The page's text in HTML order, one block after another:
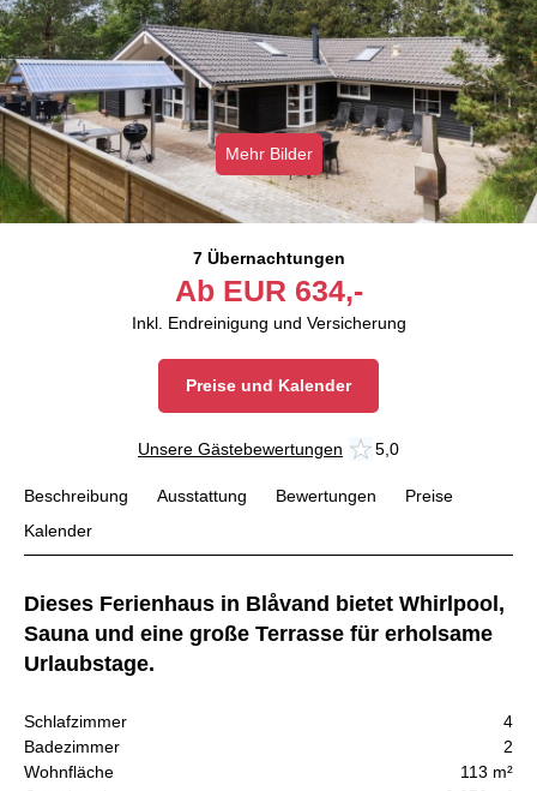
Mehr Bilder
7 Übernachtungen
Ab EUR 634,-
Inkl. Endreinigung und Versicherung
Preise und Kalender
Unsere Gästebewertungen 5,0
Beschreibung Ausstattung Bewertungen
Preise
Kalender
Dieses Ferienhaus in Blåvand bietet Whirlpool,
Sauna und eine große Terrasse für erholsame
Urlaubstage.
Schlafzimmer
4
Badezimmer
2
Wohnfläche
113 m²